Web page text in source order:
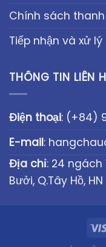
Chính sách
Tiếp nhận và xử lý
THÔNG TIN LIÊN
Điện thoại: (+84)
E-mail:
Địa chỉ: 24 ngách
Bưởi, Q.Tây Hồ, HN